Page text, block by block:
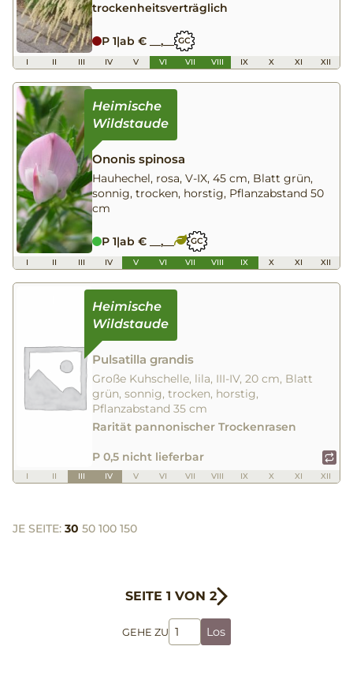
trockenheitsverträglich
P 1|ab € __,__ GC
I II III IV V VI VII VIII IX X XI XII
Ononis spinosa
Hauhechel, rosa, V-IX, 45 cm, Blatt grün,
sonnig, trocken, horstig, Pflanzabstand 50
cm
P 1|ab € __,__ GC
I II III IV V VI VII VIII IX X XI XII
Pulsatilla grandis
Große Kuhschelle, lila, III-IV, 20 cm, Blatt
grün, sonnig, trocken, horstig,
Pflanzabstand 35 cm
Rarität pannonischer Trockenrasen
P 0,5 nicht lieferbar
I II III IV V VI VII VIII IX X XI XII
JE SEITE: 30 50 100 150
SEITE 1 VON 2
GEHE ZU Los